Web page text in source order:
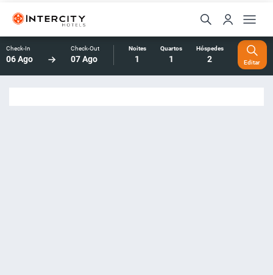
Check-In
06 Ago
Check-Out
07 Ago
Noites
1
Quartos
1
Hóspedes
2 Editar